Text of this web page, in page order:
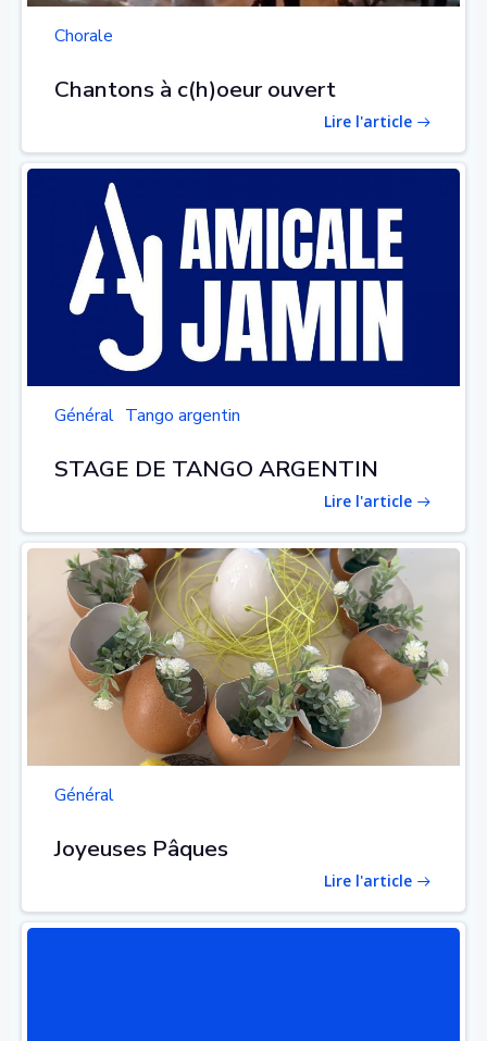
Chorale
Chantons à c(h)oeur ouvert
Lire l'article
Général Tango argentin
STAGE DE TANGO ARGENTIN
Lire l'article
Général
Joyeuses Pâques
Lire l'article